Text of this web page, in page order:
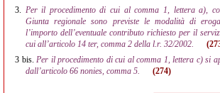
3. Per il procedimento di cui al comma 1, lettera a),
Giunta regionale sono previste le modalità di
l’importo dell’eventuale contributo richiesto per il
cui all’articolo 14 ter, comma 2 della l.r. 32/2002.
3 bis. Per il procedimento di cui al comma 1, lettera c) si
dall’articolo 66 nonies, comma 5.
(274)